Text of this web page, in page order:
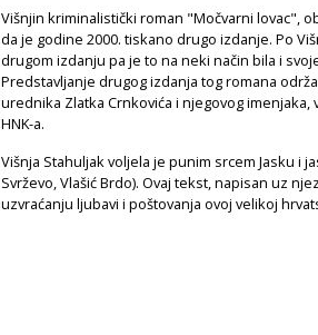
Višnjin kriminalistički roman "Močvarni lovac",
da je godine 2000. tiskano drugo izdanje. Po
drugom izdanju pa je to na neki način bila i
Predstavljanje drugog izdanja tog romana
urednika Zlatka Crnkovića i njegovog imenjaka,
HNK-a.
Višnja Stahuljak voljela je punim srcem Jasku i
Svrževo, Vlašić Brdo). Ovaj tekst, napisan uz
uzvraćanju ljubavi i poštovanja ovoj velikoj